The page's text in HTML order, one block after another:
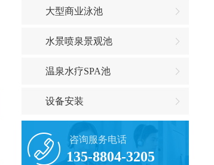
大型商业泳池
水景喷泉景观池
温泉水疗SPA池
设备安装
咨询服务电话
135-8804-3205